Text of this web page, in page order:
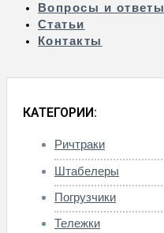
Вопросы и ответы
Статьи
Контакты
КАТЕГОРИИ:
Ричтраки
Штабелеры
Погрузчики
Тележки